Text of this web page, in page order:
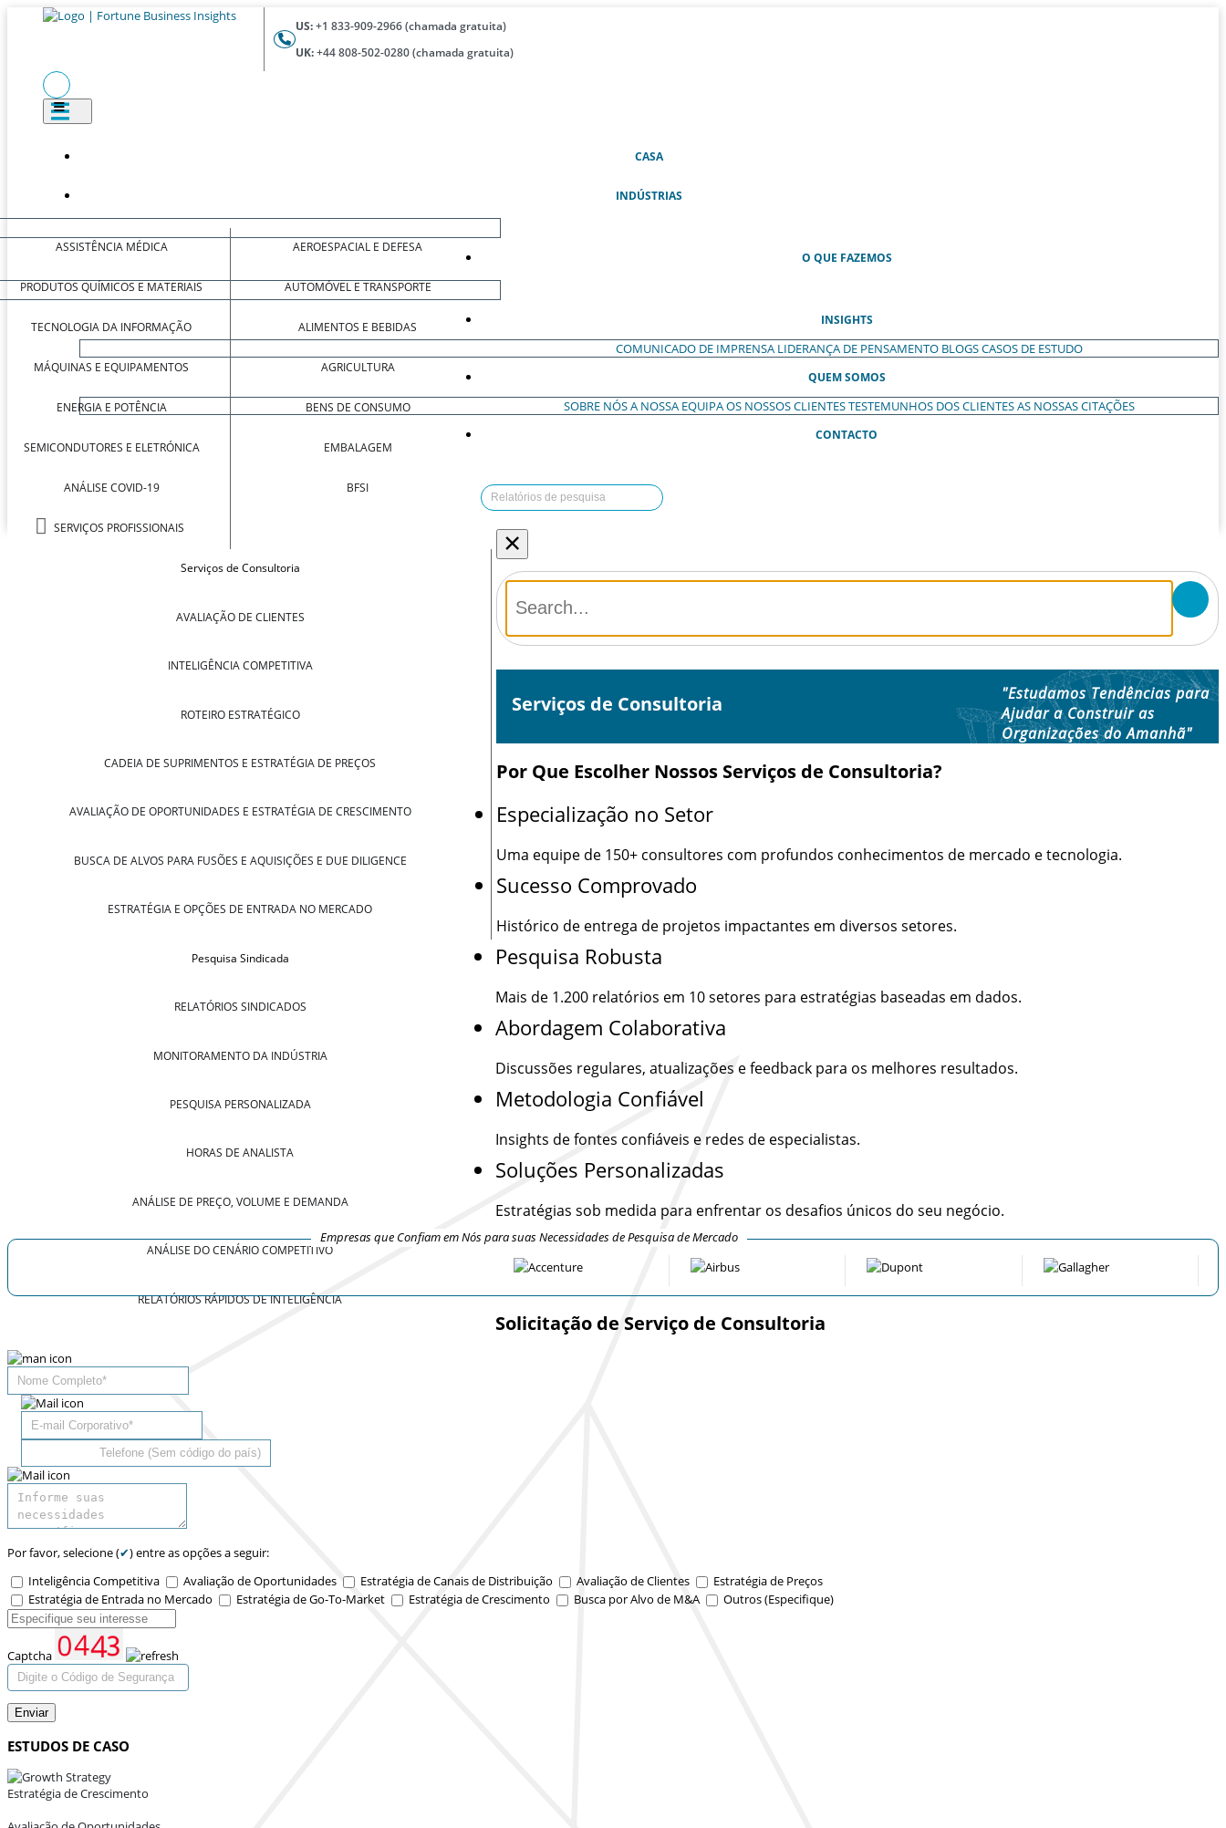
US:+1 833-909-2966 (chamada gratuita)
UK:+44 808-502-0280 (chamada gratuita)
CASA(ATUAL)
INDÚSTRIAS
ASSISTÊNCIA MÉDICA
PRODUTOS QUÍMICOS E MATERIAIS
TECNOLOGIA DA INFORMAÇÃO
MÁQUINAS E EQUIPAMENTOS
ENERGIA E POTÊNCIA
SEMICONDUTORES E ELETRÓNICA
ANÁLISE COVID-19
SERVIÇOS PROFISSIONAIS
AEROESPACIAL E DEFESA
AUTOMÓVEL E TRANSPORTE
ALIMENTOS E BEBIDAS
AGRICULTURA
BENS DE CONSUMO
EMBALAGEM
BFSI
O QUE FAZEMOS
Serviços de Consultoria
AVALIAÇÃO DE CLIENTES
INTELIGÊNCIA COMPETITIVA
ROTEIRO ESTRATÉGICO
CADEIA DE SUPRIMENTOS E ESTRATÉGIA DE PREÇOS
AVALIAÇÃO DE OPORTUNIDADES E ESTRATÉGIA DE CRESCIMENTO
BUSCA DE ALVOS PARA FUSÕES E AQUISIÇÕES E DUE DILIGENCE
ESTRATÉGIA E OPÇÕES DE ENTRADA NO MERCADO
Pesquisa Sindicada
RELATÓRIOS SINDICADOS
MONITORAMENTO DA INDÚSTRIA
PESQUISA PERSONALIZADA
HORAS DE ANALISTA
ANÁLISE DE PREÇO, VOLUME E DEMANDA
ANÁLISE DO CENÁRIO COMPETITIVO
RELATÓRIOS RÁPIDOS DE INTELIGÊNCIA
INSIGHTS
COMUNICADO DE IMPRENSA LIDERANÇA DE PENSAMENTO BLOGSCASOS DE ESTUDO
QUEM SOMOS
SOBRE NÓSA NOSSA EQUIPAOS NOSSOS CLIENTESTESTEMUNHOS DOS CLIENTESAS NOSSAS CITAÇÕES
CONTACTO
×
Serviços de Consultoria
"Estudamos Tendências para
Ajudar a Construir as
Organizações do Amanhã"
Por Que Escolher Nossos Serviços de Consultoria?
Especialização no Setor
Uma equipe de 150+ consultores com profundos conhecimentos de mercado e tecnologia.
Sucesso Comprovado
Histórico de entrega de projetos impactantes em diversos setores.
Pesquisa Robusta
Mais de 1.200 relatórios em 10 setores para estratégias baseadas em dados.
Abordagem Colaborativa
Discussões regulares, atualizações e feedback para os melhores resultados.
Metodologia Confiável
Insights de fontes confiáveis e redes de especialistas.
Soluções Personalizadas
Estratégias sob medida para enfrentar os desafios únicos do seu negócio.
Empresas que Confiam em Nós para suas Necessidades de Pesquisa de Mercado
Solicitação de Serviço de Consultoria
Por favor, selecione (✔) entre as opções a seguir:
Inteligência Competitiva
Avaliação de Oportunidades Estratégia de Canais de Distribuição Avaliação de Clientes
Estratégia de Preços
Estratégia de Entrada no Mercado
Estratégia de Go-To-Market Estratégia de Crescimento Busca por Alvo de M&A Outros (Especifique)
Captcha
Enviar
ESTUDOS DE CASO
Estratégia de Crescimento